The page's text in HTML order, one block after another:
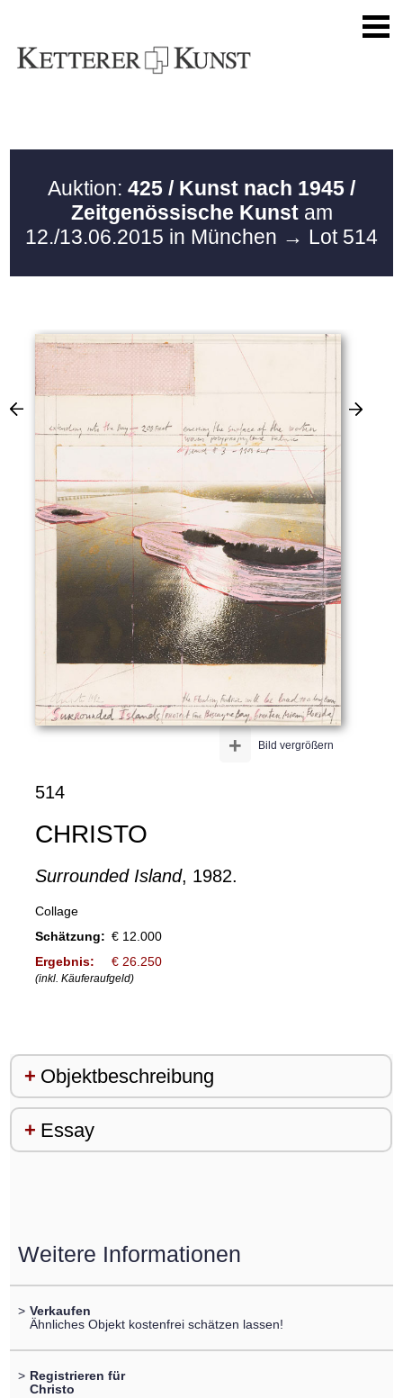
Auktion: 425 / Kunst nach 1945 /
Zeitgenössische Kunstam
12./13.06.2015 in München → Lot 514
Bild vergrößern
+
514
CHRISTO
Surrounded Island, 1982.
Collage
Schätzung: € 12.000
Ergebnis:
€ 26.250
(inkl. Käuferaufgeld)
Objektbeschreibung
Essay
Weitere Informationen
> Verkaufen
Ähnliches Objekt kostenfrei schätzen lassen!
> Registrieren für
Christo